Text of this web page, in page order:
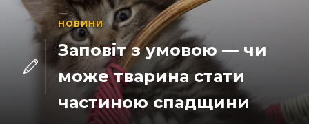
НОВИНИ
Заповіт з умовою — чи
може тварина стати
частиною спадщини